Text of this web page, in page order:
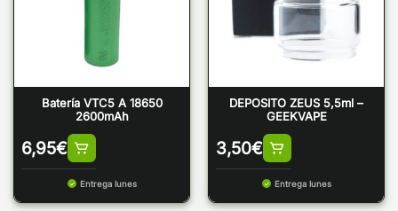
Batería VTC5 A 18650
2600mAh
6,95€
Entrega lunes
DEPOSITO ZEUS 5,5ml –
GEEKVAPE
3,50€
Entrega lunes